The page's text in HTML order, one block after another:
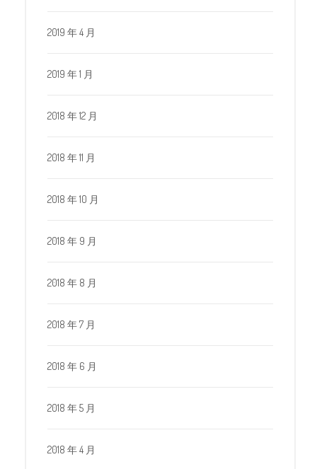
2019 年 4 月
2019 年 1 月
2018 年 12 月
2018 年 11 月
2018 年 10 月
2018 年 9 月
2018 年 8 月
2018 年 7 月
2018 年 6 月
2018 年 5 月
2018 年 4 月